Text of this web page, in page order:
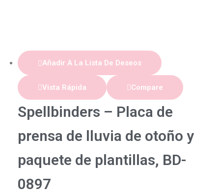
Añadir A La Lista De Deseos
Vista Rápida Compare
Spellbinders – Placa de
prensa de lluvia de otoño y
paquete de plantillas, BD-
0897